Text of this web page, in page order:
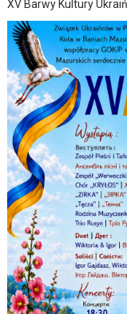
XV Barwy Kultury